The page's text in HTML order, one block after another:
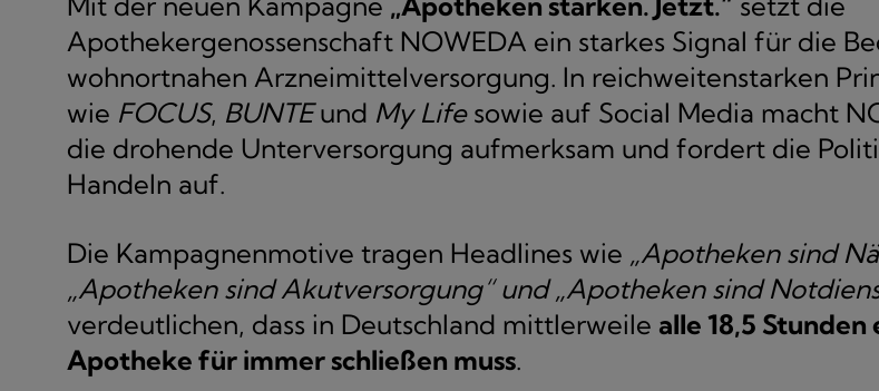
Apothekergenossenschaft NOWEDA ein starkes Signal für die
wohnortnahen Arzneimittelversorgung. In reichweitenstarken
wie FOCUS, BUNTEund My Lifesowie auf Social Media macht
die drohende Unterversorgung aufmerksam und fordert die
Handeln auf.
Die Kampagnenmotive tragen Headlines wie „Apotheken sind
„Apotheken sind Akutversorgung“ und „Apotheken sind
verdeutlichen, dass in Deutschland mittlerweile alle 18,5 Stunden
Apotheke für immer schließen muss.